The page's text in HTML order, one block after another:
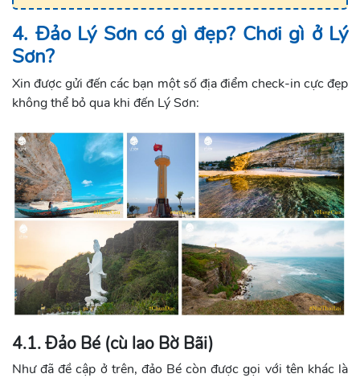
4. Đảo Lý Sơn có gì đẹp? Chơi gì ở Lý
Sơn?
Xin được gửi đến các bạn một số địa điểm check-in cực đẹp
không thể bỏ qua khi đến Lý Sơn:
4.1. Đảo Bé (cù lao Bờ Bãi)
Như đã đề cập ở trên, đảo Bé còn được gọi với tên khác là